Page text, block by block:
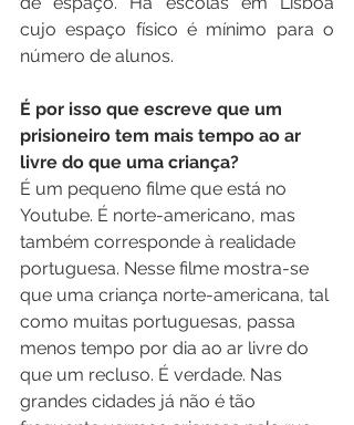
cujo espaço físico é mínimo para o
número de alunos.
É por isso que escreve que um
prisioneiro tem mais tempo ao ar
livre do que uma criança?
É um pequeno filme que está no
Youtube. É norte-americano, mas
também corresponde à realidade
portuguesa. Nesse filme mostra-se
que uma criança norte-americana, tal
como muitas portuguesas, passa
menos tempo por dia ao ar livre do
que um recluso. É verdade. Nas
grandes cidades já não é tão